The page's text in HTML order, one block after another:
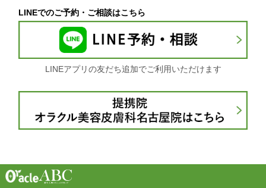
LINEでのご予約・ご相談はこちら
LINEアプリの友だち追加でご利用いただけます